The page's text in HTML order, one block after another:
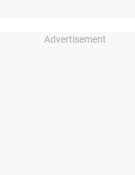
Advertisement